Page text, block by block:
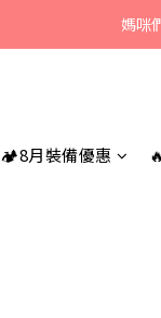
若您有任何問題、歡迎
媽咪
🏕️8月裝備優惠